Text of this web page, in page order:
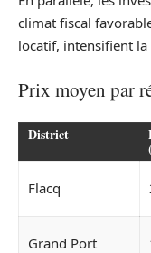
climat fiscal
locatif, intensifient
Prix moyen par
District
Flacq
Grand Port